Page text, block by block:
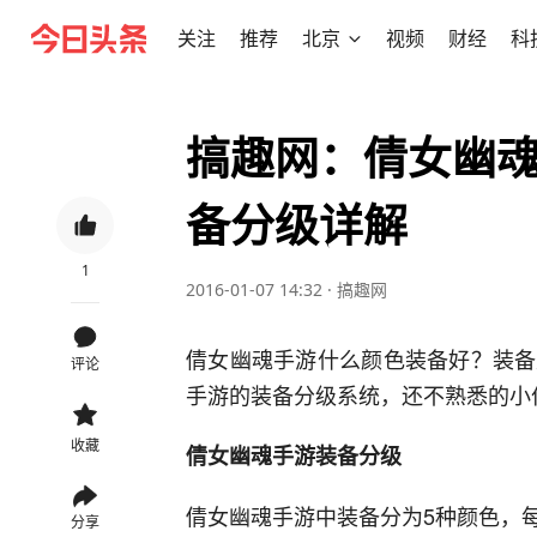
关注 推荐 北京 视频 财经 科
1
评论
收藏
分享
搞趣网：倩女幽
备分级详解
2016-01-07 14:32 · 搞趣网
倩女幽魂手游什么颜色装备好？装
手游的装备分级系统，还不熟悉的
倩女幽魂手游装备分级
倩女幽魂手游中装备分为5种颜色，